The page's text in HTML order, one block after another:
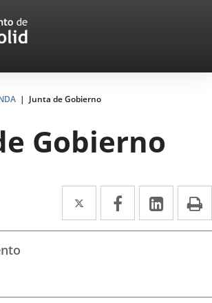
Junta de Gobierno
Gobierno
Twitter
Enlace
a
externa.
Facebook
Enlace
a
externa.
Enlace
a